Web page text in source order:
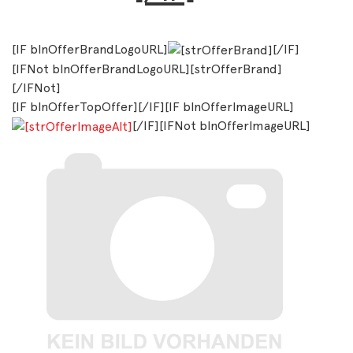
[IF blnOfferBrandLogoURL]
[/IF]
[IFNot blnOfferBrandLogoURL][strOfferBrand]
[/IFNot]
[IF blnOfferTopOffer][/IF][IF blnOfferImageURL]
[/IF][IFNot blnOfferImageURL]